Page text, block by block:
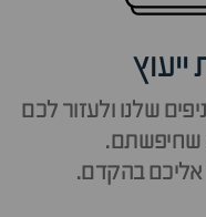
שלנו ולעזור לכם
שחיפשתם.
אליכם בהקדם.